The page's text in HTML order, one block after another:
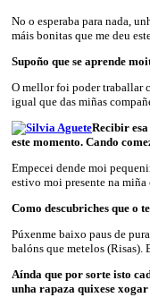
No o esperaba para nada,
máis bonitas que me deu
Supoño que se aprende
O mellor foi poder traballar
igual que das miñas
Recibir
este momento. Cando
Empecei dende moi
estivo moi presente na
Como descubriches que o
Púxenme baixo paus de
balóns que metelos (Risas).
Aínda que por sorte isto
unha rapaza quixese